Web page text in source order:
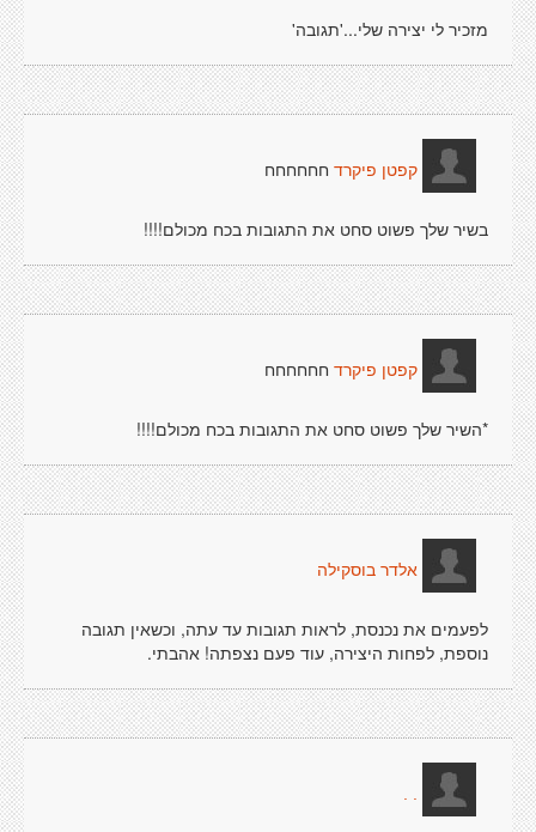
מזכיר לי יצירה שלי...'תגובה'
קפטן פיקרד חחחחחח
בשיר שלך פשוט סחט את התגובות בכח מכולם!!!!
קפטן פיקרד חחחחחח
*השיר שלך פשוט סחט את התגובות בכח מכולם!!!!
אלדר בוסקילה
לפעמים את נכנסת, לראות תגובות עד עתה, וכשאין תגובה
נוספת, לפחות היצירה, עוד פעם נצפתה! אהבתי.